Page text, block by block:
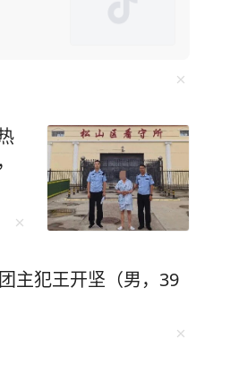
产线告急。而“一带一
无人机碾
机航母、机器狗作战群，
。 李柘远成长
涂。好在外公的悉心教
主犯王开坚（男，39